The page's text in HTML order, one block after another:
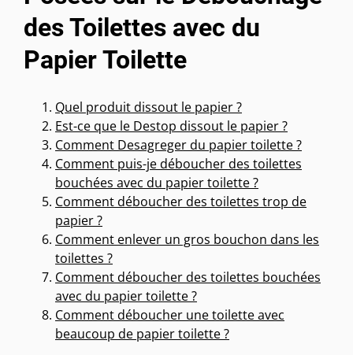
des Toilettes avec du
Papier Toilette
Quel produit dissout le papier ?
Est-ce que le Destop dissout le papier ?
Comment Desagreger du papier toilette ?
Comment puis-je déboucher des toilettes
bouchées avec du papier toilette ?
Comment déboucher des toilettes trop de
papier ?
Comment enlever un gros bouchon dans les
toilettes ?
Comment déboucher des toilettes bouchées
avec du papier toilette ?
Comment déboucher une toilette avec
beaucoup de papier toilette ?